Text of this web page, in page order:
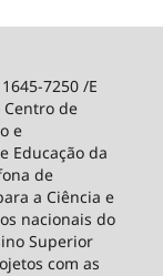
7250 /E
Centro de
e
Educação da
de
a Ciência e
nacionais do
Superior
com as